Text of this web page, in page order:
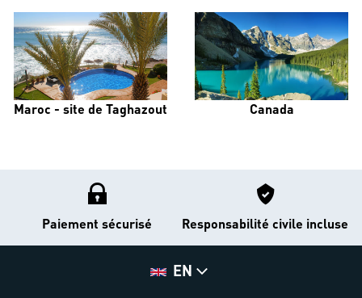
Maroc - site de Taghazout Canada
Paiement sécurisé Responsabilité civile incluse
EN